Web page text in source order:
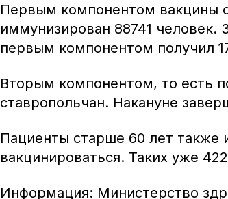
Первым компонентом вакцины
иммунизирован 88741 человек.
первым компонентом получил
Вторым компонентом, то есть
ставропольчан. Накануне
Пациенты старше 60 лет
вакцинироваться. Таких уже
Информация: Министерство